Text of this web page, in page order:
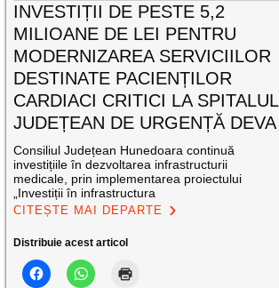
INVESTIȚII DE PESTE 5,2
MILIOANE DE LEI PENTRU
MODERNIZAREA SERVICIILOR
DESTINATE PACIENȚILOR
CARDIACI CRITICI LA SPITALUL
JUDEȚEAN DE URGENȚĂ DEVA
Consiliul Județean Hunedoara continuă
investițiile în dezvoltarea infrastructurii
medicale, prin implementarea proiectului
„Investiții în infrastructura
CITEȘTE MAI DEPARTE
Distribuie acest articol